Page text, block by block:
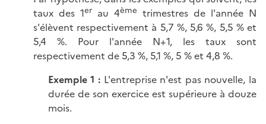
taux des 1er au 4ème trimestres de l'année N
s'élèvent respectivement à 5,7 %, 5,6 %, 5,5 %et
5,4 %. Pour l'année N+1, les taux sont
respectivement de 5,3 %, 5,1 %, 5 %et 4,8 %.
Exemple 1 : L'entreprise n'est pas nouvelle, la
durée de son exercice est supérieure à douze
mois.